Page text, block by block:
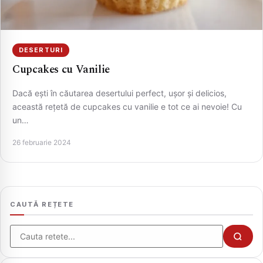
DESERTURI
Cupcakes cu Vanilie
Dacă ești în căutarea desertului perfect, ușor și delicios,
această rețetă de cupcakes cu vanilie e tot ce ai nevoie! Cu
un…
26 februarie 2024
CAUTĂ REȚETE
Cauta